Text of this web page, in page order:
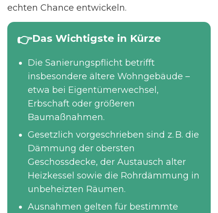
echten Chance entwickeln.
Das Wichtigste in Kürze
Die Sanierungspflicht betrifft
insbesondere ältere Wohngebäude –
etwa bei Eigentümerwechsel,
Erbschaft oder größeren
Baumaßnahmen.
Gesetzlich vorgeschrieben sind z. B. die
Dämmung der obersten
Geschossdecke, der Austausch alter
Heizkessel sowie die Rohrdämmung in
unbeheizten Räumen.
Ausnahmen gelten für bestimmte